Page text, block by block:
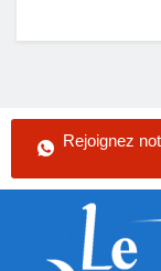
Rejoignez